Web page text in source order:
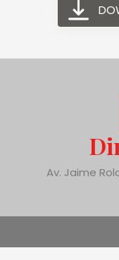
Av. Jaime